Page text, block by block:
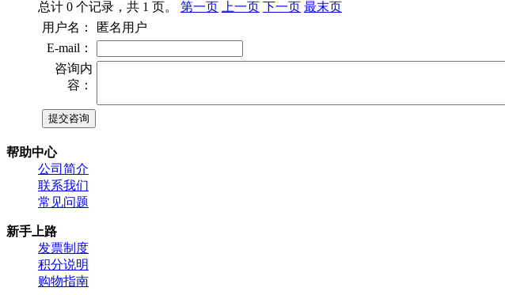
总计 0 个记录，共 1 页。 第一页 上一页 下一页 最末页
用户名：
匿名用户
E-mail：
咨询内
容：
帮助中心
公司简介
联系我们
常见问题
新手上路
发票制度
积分说明
购物指南